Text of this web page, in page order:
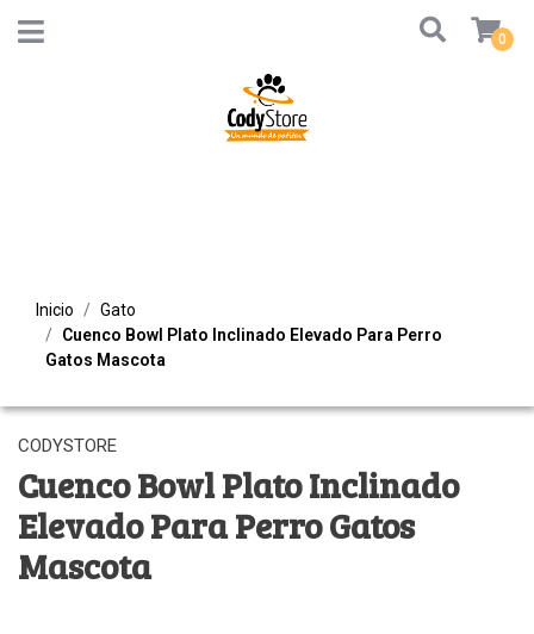
0
Inicio
Gato
Cuenco Bowl Plato Inclinado Elevado Para Perro
Gatos Mascota
CODYSTORE
Cuenco Bowl Plato Inclinado
Elevado Para Perro Gatos
Mascota